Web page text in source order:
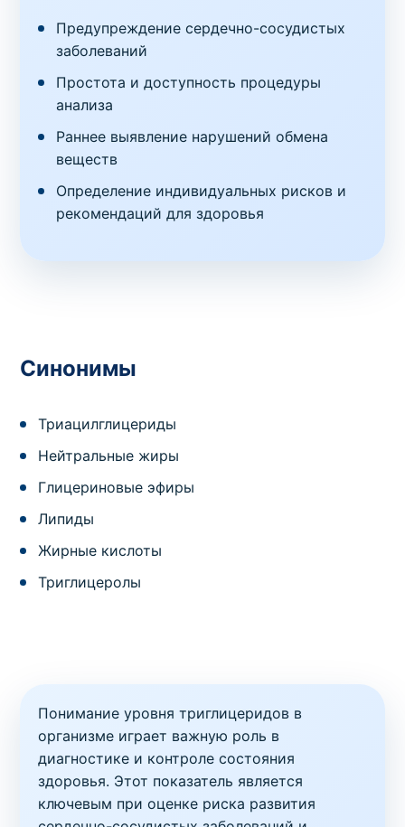
Предупреждение сердечно-сосудистых
заболеваний
Простота и доступность процедуры
анализа
Раннее выявление нарушений обмена
веществ
Определение индивидуальных рисков и
рекомендаций для здоровья
Синонимы
Триацилглицериды
Нейтральные жиры
Глицериновые эфиры
Липиды
Жирные кислоты
Триглицеролы
Понимание уровня триглицеридов в
организме играет важную роль в
диагностике и контроле состояния
здоровья. Этот показатель является
ключевым при оценке риска развития